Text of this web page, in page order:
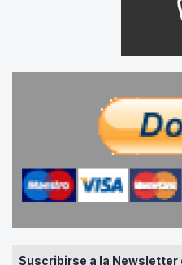
Suscribirse a la Newsletter